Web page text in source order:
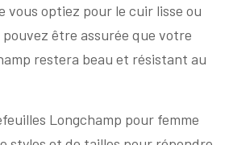
vous optiez pour le cuir lisse ou
être assurée que votre
restera beau et résistant au
Longchamp pour femme